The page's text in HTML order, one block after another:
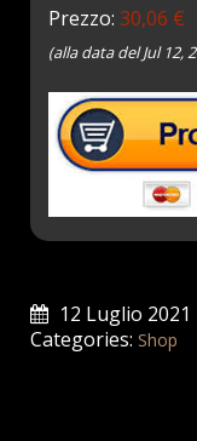
Prezzo:30,06 €
(alla data del Jul 12,
12 Luglio 2021
Categories: Shop